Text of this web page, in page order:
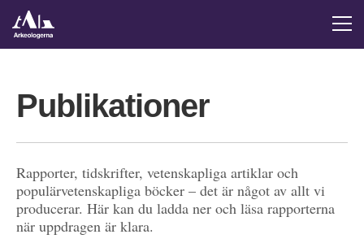
Publikationer
Rapporter, tidskrifter, vetenskapliga artiklar och
populärvetenskapliga böcker – det är något av allt vi
producerar. Här kan du ladda ner och läsa rapporterna
när uppdragen är klara.